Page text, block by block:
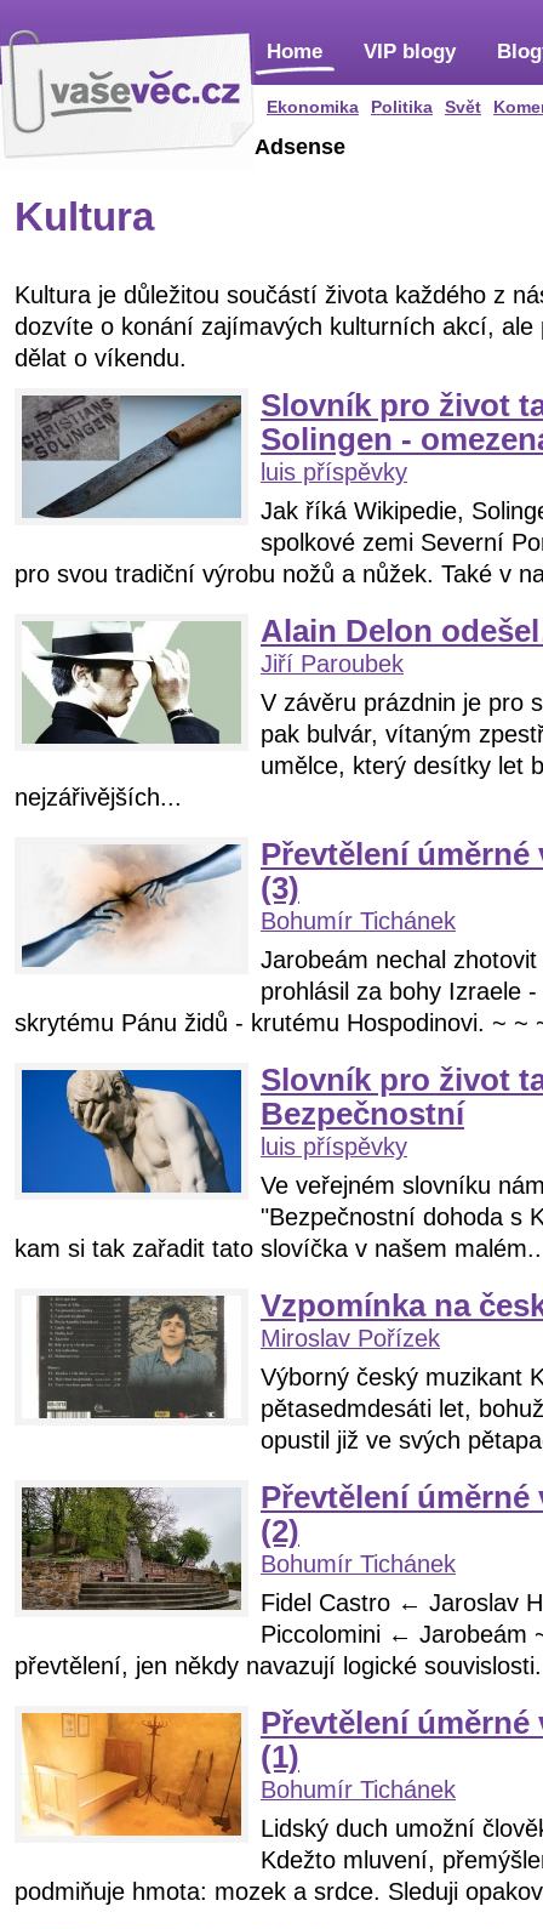
Home
Ekonomika Politika Svět
VIP blogy
Adsense
Kultura
Kultura je důležitou součástí života každého z
dozvíte o konání zajímavých kulturních akcí,
dělat o víkendu.
Slovník pro život
Solingen -
luis příspěvky
Jak říká Wikipedie,
spolkové zemi Severní
pro svou tradiční výrobu nožů a nůžek. Také v
Alain Delon
Jiří Paroubek
V závěru prázdnin je pro
pak bulvár, vítaným
umělce, který desítky let
nejzářivějších...
Převtělení
(3)
Bohumír Tichánek
Jarobeám nechal
prohlásil za bohy Izraele
skrytému Pánu židů - krutému Hospodinovi. ~ ~
Slovník pro život
Bezpečnostní
luis příspěvky
Ve veřejném slovníku
"Bezpečnostní dohoda s
kam si tak zařadit tato slovíčka v našem
Vzpomínka na
Miroslav Pořízek
Výborný český muzikant
pětasedmdesáti let,
opustil již ve svých
Převtělení
(2)
Bohumír Tichánek
Fidel Castro ← Jaroslav
Piccolomini ← Jarobeám
převtělení, jen někdy navazují logické
Převtělení
(1)
Bohumír Tichánek
Lidský duch umožní
Kdežto mluvení,
podmiňuje hmota: mozek a srdce. Sleduji